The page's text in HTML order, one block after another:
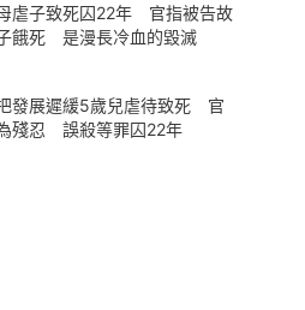
虐子致死囚22年 官指被告故
餓死 是漫長冷血的毀滅
發展遲緩5歲兒虐待致死 官
殘忍 誤殺等罪囚22年